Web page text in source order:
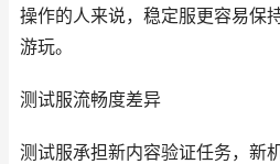
操作的人来说，稳定服更容易保
游玩。
测试服流畅度差异
测试服承担新内容验证任务，新